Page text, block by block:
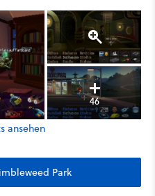
46
ansehen
Park